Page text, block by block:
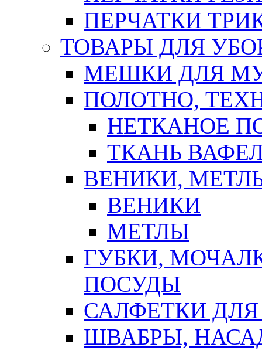
ПЕРЧАТКИ
ТОВАРЫ ДЛЯ
МЕШКИ ДЛЯ
ПОЛОТНО,
НЕТКАНОЕ
ТКАНЬ
ВЕНИКИ,
ВЕНИКИ
МЕТЛЫ
ГУБКИ,
ПОСУДЫ
САЛФЕТКИ
ШВАБРЫ,